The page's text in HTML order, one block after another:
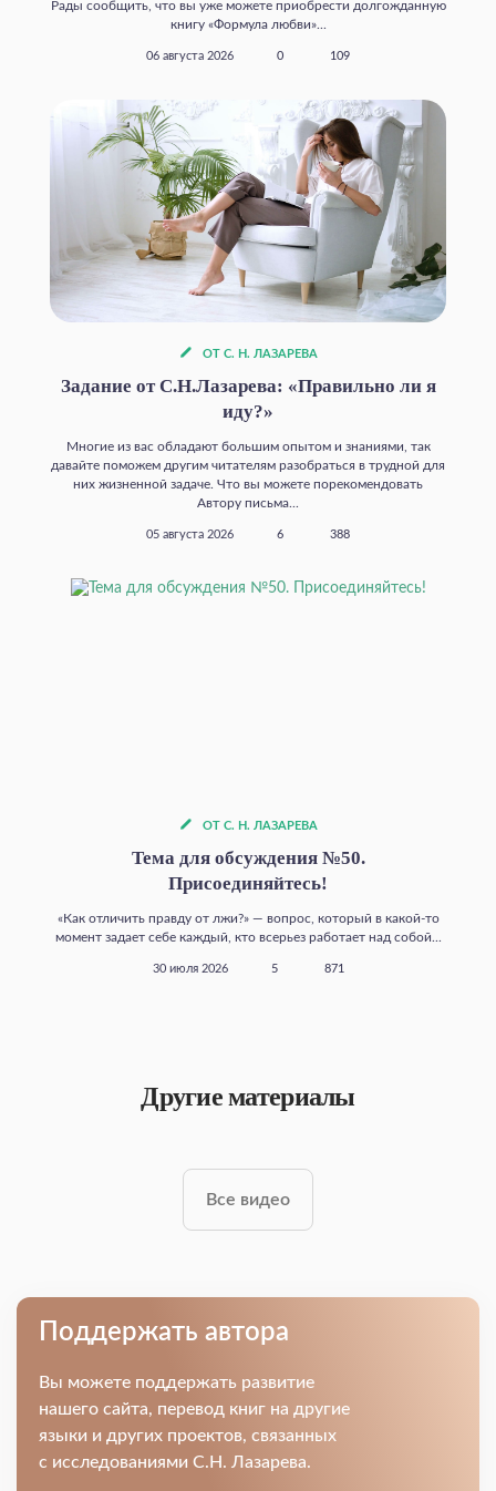
Рады сообщить, что вы уже можете приобрести долгожданную
книгу «Формула любви»...
06 августа 2026 0 109
ОТ С. Н. ЛАЗАРЕВА
Задание от С.Н.Лазарева: «Правильно ли я
иду?»
Многие из вас обладают большим опытом и знаниями, так
давайте поможем другим читателям разобраться в трудной для
них жизненной задаче. Что вы можете порекомендовать
Автору письма...
05 августа 2026 6 388
ОТ С. Н. ЛАЗАРЕВА
Тема для обсуждения №50.
Присоединяйтесь!
«Как отличить правду от лжи?» — вопрос, который в какой‑то
момент задает себе каждый, кто всерьез работает над собой...
30 июля 2026 5 871
Другие материалы
Все видео
Поддержать автора
Вы можете поддержать развитие
нашего сайта, перевод книг на другие
языки и других проектов, связанных
с исследованиями С.Н. Лазарева.